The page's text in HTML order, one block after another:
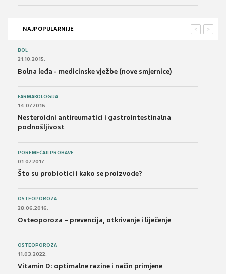
NAJPOPULARNIJE >
<
BOL
21.10.2015.
Bolna leđa - medicinske vježbe (nove smjernice)
FARMAKOLOGIJA
14.07.2016.
Nesteroidni antireumatici i gastrointestinalna
podnošljivost
POREMEĆAJI PROBAVE
01.07.2017.
Što su probiotici i kako se proizvode?
OSTEOPOROZA
28.06.2016.
Osteoporoza – prevencija, otkrivanje i liječenje
OSTEOPOROZA
11.03.2022.
Vitamin D: optimalne razine i način primjene